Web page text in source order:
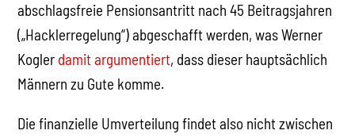
abschlagsfreie Pensionsantritt nach 45 Beitragsjahren
(„Hacklerregelung“) abgeschafft werden, was Werner
Kogler damit argumentiert, dass dieser hauptsächlich
Männern zu Gute komme.
Die finanzielle Umverteilung findet also nicht zwischen